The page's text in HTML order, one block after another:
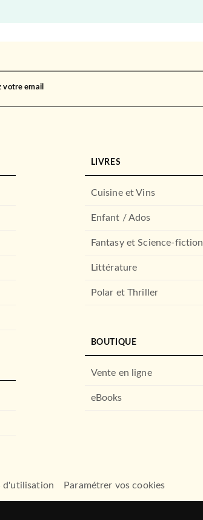
votre email
LIVRES
Cuisine et Vins
Enfant / Ados
Fantasy et Science-fiction
Littérature
Polar et Thriller
BOUTIQUE
Vente en ligne
eBooks
d'utilisation Paramétrer vos cookies